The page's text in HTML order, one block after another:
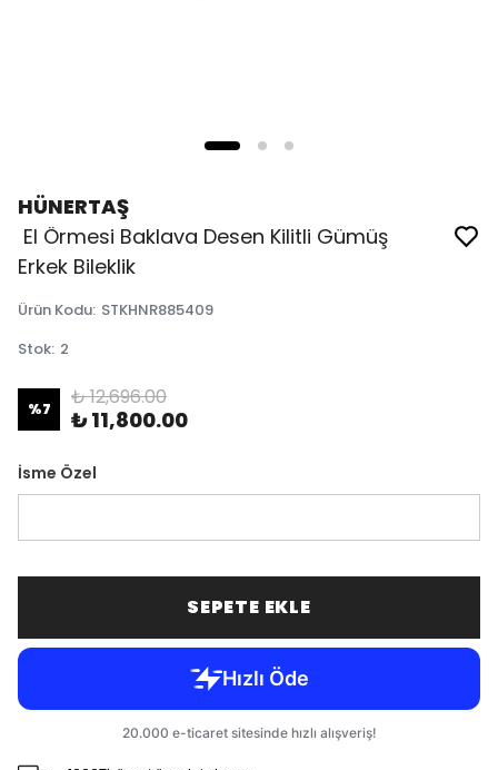
HÜNERTAŞ
El Örmesi Baklava Desen Kilitli Gümüş
Erkek Bileklik
Ürün Kodu: STKHNR885409
Stok: 2
%7 ₺ 12,696.00
₺ 11,800.00
İsme Özel
SEPETE EKLE